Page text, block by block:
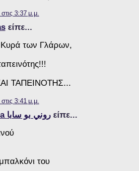
3:37 μ.μ.
είπε...
Κυρά των Γλάρων,
ΤΑΠΕΙΝΟΤΗΣ...
3:41 μ.μ.
Roni Bou Saba روني بو ساباείπε...
του